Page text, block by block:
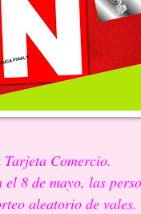
Comercio.
mayo, las
aleatorio de